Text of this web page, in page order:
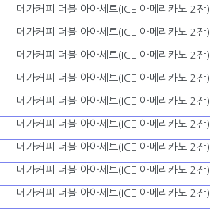
메가커피 더블 아아세트(ICE 아메리카노 2잔)
메가커피 더블 아아세트(ICE 아메리카노 2잔)
메가커피 더블 아아세트(ICE 아메리카노 2잔)
메가커피 더블 아아세트(ICE 아메리카노 2잔)
메가커피 더블 아아세트(ICE 아메리카노 2잔)
메가커피 더블 아아세트(ICE 아메리카노 2잔)
메가커피 더블 아아세트(ICE 아메리카노 2잔)
메가커피 더블 아아세트(ICE 아메리카노 2잔)
메가커피 더블 아아세트(ICE 아메리카노 2잔)